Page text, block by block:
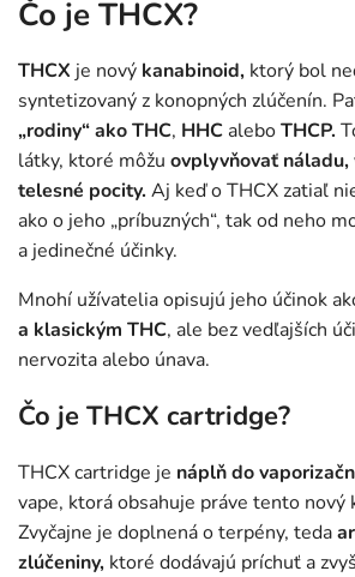
Čo je THCX?
THCX je nový kanabinoid, ktorý bol
syntetizovaný z konopných zlúčenín.
„rodiny“ ako THC, HHC aleboTHCP.
látky, ktoré môžu ovplyvňovať náladu,
telesné pocity. Aj keď o THCX zatiaľ
ako o jeho „príbuzných“, tak od neho
a jedinečné účinky.
Mnohí užívatelia opisujú jeho účinok
a klasickým THC, ale bez vedľajších
nervozita alebo únava.
Čo je THCX cartridge?
THCX cartridge je náplň do
vape, ktorá obsahuje práve tento nový
Zvyčajne je doplnená o terpény, teda
zlúčeniny, ktoré dodávajú príchuť a